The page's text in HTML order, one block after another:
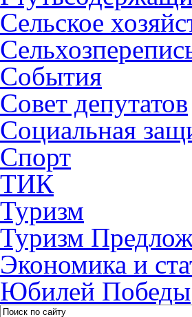
Сельское
События
Совет депутатов
Социальная
Спорт
ТИК
Туризм
Туризм
Экономика и
Юбилей Победы